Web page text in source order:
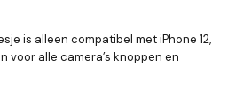
is alleen compatibel met iPhone 12,
voor alle camera’s knoppen en